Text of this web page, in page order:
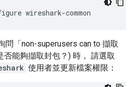
wireshark-common
問「non-superusers can to 擷取
否能夠擷取封包？) 時， 請選取
使用者並更新檔案權限：